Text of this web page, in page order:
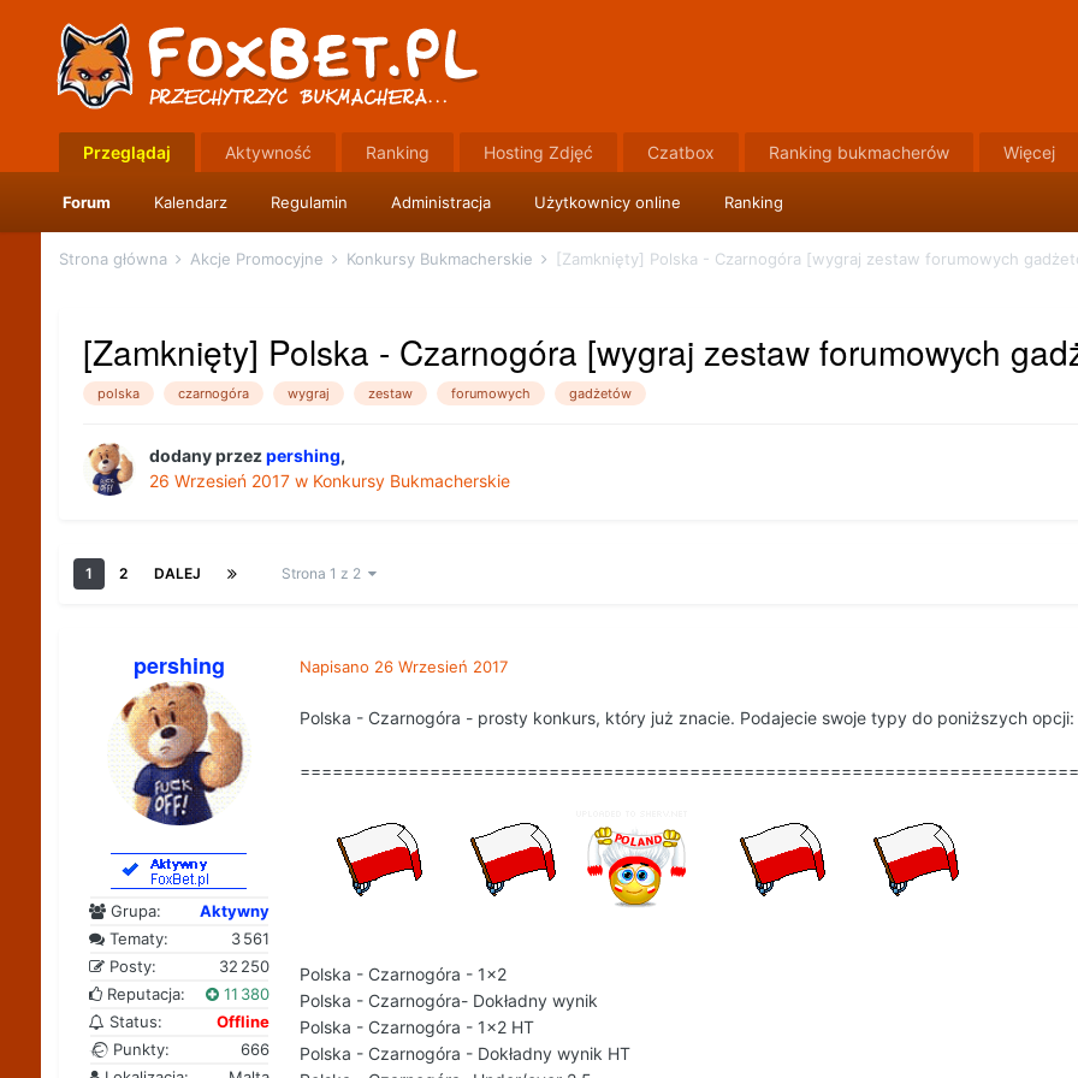
Przeglądaj
Forum Kalendarz Regulamin Administracja Użytkownicy online Ranking
Aktywność Ranking Hosting Zdjęć Czatbox Ranking bukmacherów Więcej
Strona główna Akcje Promocyjne Konkursy Bukmacherskie [Zamknięty] Polska - Czarnogóra [wygraj zestaw forumowych
[Zamknięty] Polska - Czarnogóra [wygraj zestaw forumowych
polska czarnogóra wygraj zestaw forumowych gadżetów
dodany przezpershing,
26 Wrzesień 2017w Konkursy Bukmacherskie
1 2 DALEJ Strona 1 z 2
pershing
Grupa:
Aktywny
Tematy:
3 561
Posty:
32 250
Reputacja:
11 380
Status:
Offline
Punkty:
666
Napisano 26 Wrzesień 2017
Polska - Czarnogóra - prosty konkurs, który już znacie. Podajecie swoje typy do poniższych opcji:
Polska - Czarnogóra - 1x2
Polska - Czarnogóra- Dokładny wynik
Polska - Czarnogóra - 1x2 HT
Polska - Czarnogóra - Dokładny wynik HT